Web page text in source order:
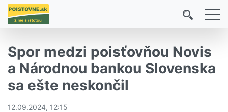
Spor medzi poisťovňou Novis
a Národnou bankou Slovenska
sa ešte neskončil
12.09.2024, 12:15